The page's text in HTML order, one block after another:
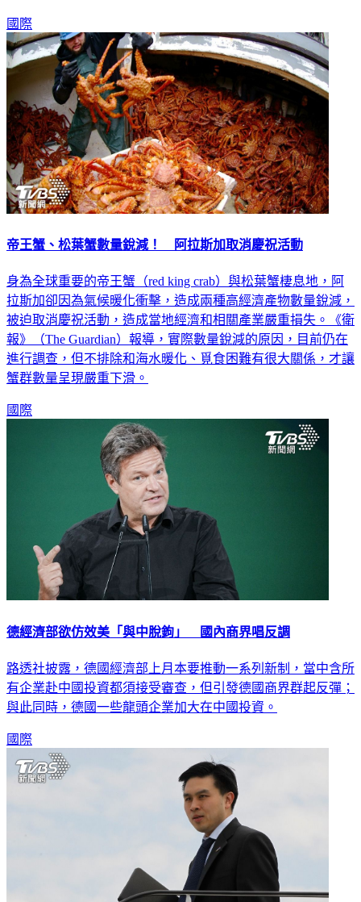
國際
帝王蟹、松葉蟹數量銳減！ 阿拉斯加取消慶祝活動
身為全球重要的帝王蟹（red king crab）與松葉蟹棲息地，阿
拉斯加卻因為氣候暖化衝擊，造成兩種高經濟產物數量銳減，
被迫取消慶祝活動，造成當地經濟和相關產業嚴重損失。《衛
報》（The Guardian）報導，實際數量銳減的原因，目前仍在
進行調查，但不排除和海水暖化、覓食困難有很大關係，才讓
蟹群數量呈現嚴重下滑。
國際
德經濟部欲仿效美「與中脫鉤」 國內商界唱反調
路透社披露，德國經濟部上月本要推動一系列新制，當中含所
有企業赴中國投資都須接受審查，但引發德國商界群起反彈；
與此同時，德國一些龍頭企業加大在中國投資。
國際